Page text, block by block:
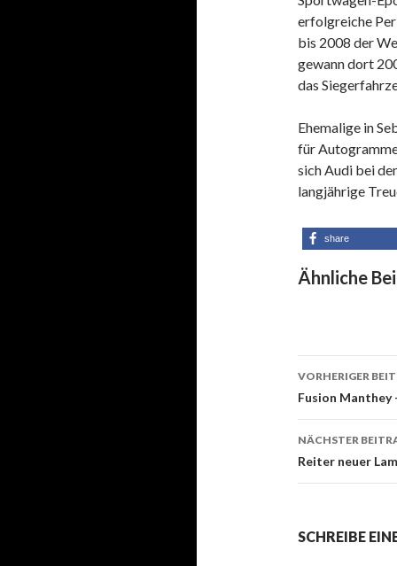
erfolgreiche
bis 2008 der
gewann dort
das
Ehemalige in
für
sich Audi bei
langjährige
share
Ähnliche
Beitrags-
VORHERIGER
Fusion Manthey
NÄCHSTER
Reiter neuer
SCHREIBE